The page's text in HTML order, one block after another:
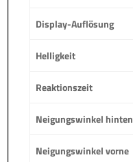
Display-Auflösung
Helligkeit
Reaktionszeit
Neigungswinkel hinten
Neigungswinkel vorne